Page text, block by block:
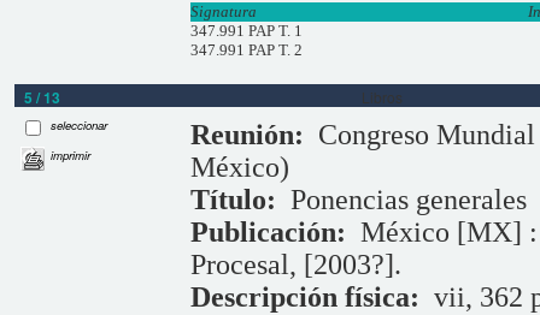
Signatura
347.991 PAP T. 1
347.991 PAP T. 2
5 / 13 Libros
seleccionar
imprimir
Reunión: Congreso
México)
Título: Ponencias generales
Publicación: México [MX] :
Procesal, [2003?].
Descripción física: vii, 362